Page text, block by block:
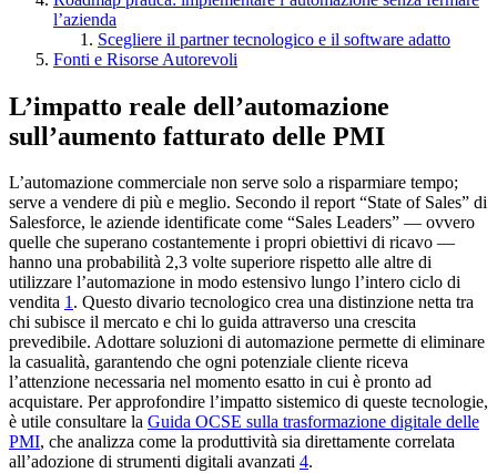
l’azienda
Scegliere il partner tecnologico e il software adatto
Fonti e Risorse Autorevoli
L’impatto reale dell’automazione
sull’aumento fatturato delle PMI
L’automazione commerciale non serve solo a risparmiare tempo;
serve a vendere di più e meglio. Secondo il report “State of Sales” di
Salesforce, le aziende identificate come “Sales Leaders” — ovvero
quelle che superano costantemente i propri obiettivi di ricavo —
hanno una probabilità 2,3 volte superiore rispetto alle altre di
utilizzare l’automazione in modo estensivo lungo l’intero ciclo di
vendita 1. Questo divario tecnologico crea una distinzione netta tra
chi subisce il mercato e chi lo guida attraverso una crescita
prevedibile. Adottare soluzioni di automazione permette di eliminare
la casualità, garantendo che ogni potenziale cliente riceva
l’attenzione necessaria nel momento esatto in cui è pronto ad
acquistare. Per approfondire l’impatto sistemico di queste tecnologie,
è utile consultare la Guida OCSE sulla trasformazione digitale delle
PMI, che analizza come la produttività sia direttamente correlata
all’adozione di strumenti digitali avanzati 4.